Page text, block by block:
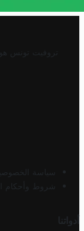
تروفيت تونس
سياسة
شروط وأحكام
أدواتنا